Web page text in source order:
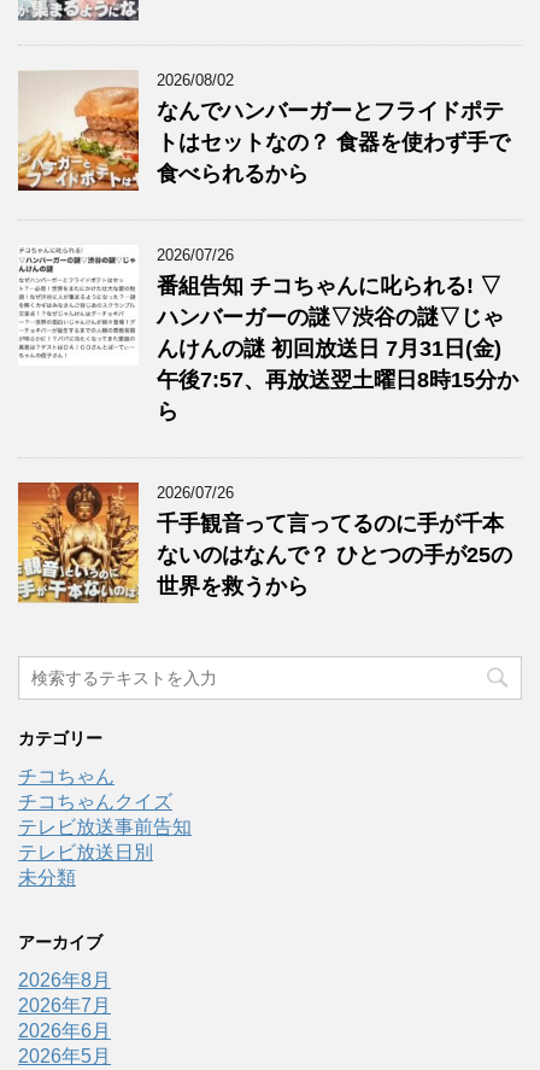
2026/08/02
なんでハンバーガーとフライドポテ
トはセットなの？ 食器を使わず手で
食べられるから
2026/07/26
番組告知 チコちゃんに叱られる! ▽
ハンバーガーの謎▽渋谷の謎▽じゃ
んけんの謎 初回放送日 7月31日(金)
午後7:57、再放送翌土曜日8時15分か
ら
2026/07/26
千手観音って言ってるのに手が千本
ないのはなんで？ ひとつの手が25の
世界を救うから
カテゴリー
チコちゃん
チコちゃんクイズ
テレビ放送事前告知
テレビ放送日別
未分類
アーカイブ
2026年8月
2026年7月
2026年6月
2026年5月